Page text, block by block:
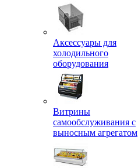
Аксессуары для
холодильного
оборудования
Витрины
самообслуживания с
выносным агрегатом